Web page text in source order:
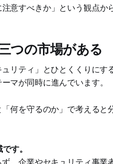
意すべきか」という観点か
つの市場がある
リティ」とひとくくりにす
マが同時に進んでいます。
何を守るのか」で考えると
す。
、企業やセキュリティ事業